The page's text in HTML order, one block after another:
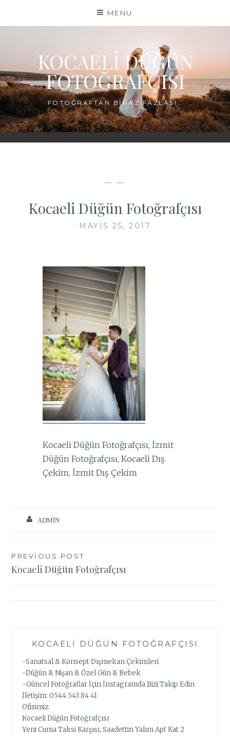
MENU
KOCAELI DÜĞÜN
FOTOĞRAFÇISI
FOTOĞRAFTAN BIRAZ FAZLASI…
— —
Kocaeli Düğün Fotoğrafçısı
MAYIS 25, 2017
Kocaeli Düğün Fotoğrafçısı, İzmit
Düğün Fotoğrafçısı, Kocaeli Dış
Çekim, İzmit Dış Çekim
ADMIN
Yazı
gezinmesi
PREVIOUS POST
Kocaeli Düğün Fotoğrafçısı
KOCAELI DÜĞÜN FOTOĞRAFÇISI
-Sanatsal & Konsept Dışmekan Çekimleri
-Düğün & Nişan & Özel Gün & Bebek
-Güncel Fotoğraflar İçin İnstagramda Bizi Takip Edin
İletişim: 0544 543 84 41
Ofisimiz:
Kocaeli Düğün Fotoğrafçısı
Yeni Cuma Taksi Karşısı, Saadettin Yalım Apt Kat 2